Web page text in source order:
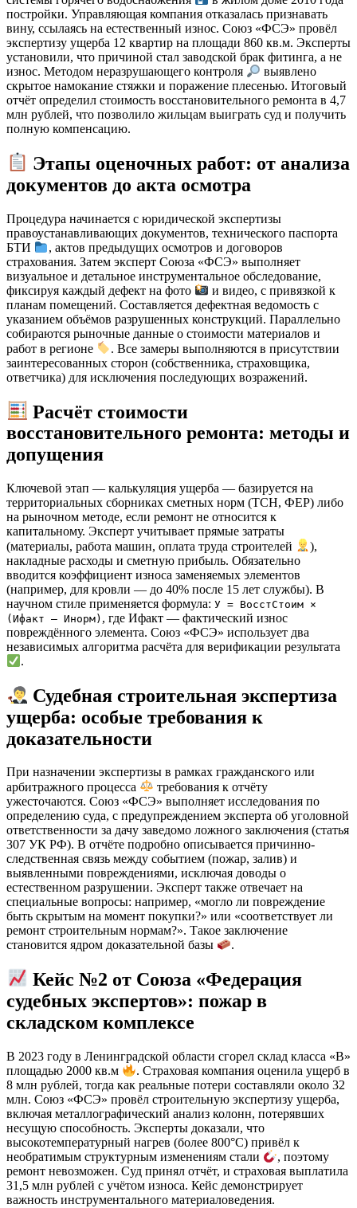
постройки. Управляющая компания отказалась признавать
вину, ссылаясь на естественный износ. Союз «ФСЭ» провёл
экспертизу ущерба 12 квартир на площади 860 кв.м. Эксперты
установили, что причиной стал заводской брак фитинга, а не
износ. Методом неразрушающего контроля
выявлено
скрытое намокание стяжки и поражение плесенью. Итоговый
отчёт определил стоимость восстановительного ремонта в 4,7
млн рублей, что позволило жильцам выиграть суд и получить
полную компенсацию.
Этапы оценочных работ: от анализа
документов до акта осмотра
Процедура начинается с юридической экспертизы
правоустанавливающих документов, технического паспорта
БТИ
, актов предыдущих осмотров и договоров
страхования. Затем эксперт Союза «ФСЭ» выполняет
визуальное и детальное инструментальное обследование,
фиксируя каждый дефект на фото
и видео, с привязкой к
планам помещений. Составляется дефектная ведомость с
указанием объёмов разрушенных конструкций. Параллельно
собираются рыночные данные о стоимости материалов и
работ в регионе
. Все замеры выполняются в присутствии
заинтересованных сторон (собственника, страховщика,
ответчика) для исключения последующих возражений.
Расчёт стоимости
восстановительного ремонта: методы и
допущения
Ключевой этап — калькуляция ущерба — базируется на
территориальных сборниках сметных норм (ТСН, ФЕР) либо
на рыночном методе, если ремонт не относится к
капитальному. Эксперт учитывает прямые затраты
(материалы, работа машин, оплата труда строителей
),
накладные расходы и сметную прибыль. Обязательно
вводится коэффициент износа заменяемых элементов
(например, для кровли — до 40% после 15 лет службы). В
научном стиле применяется формула: У = ВосстСтоим ×
(Ифакт – Инорм) , где Ифакт — фактический износ
повреждённого элемента. Союз «ФСЭ» использует два
независимых алгоритма расчёта для верификации результата
.
Судебная строительная экспертиза
ущерба: особые требования к
доказательности
При назначении экспертизы в рамках гражданского или
арбитражного процесса
требования к отчёту
ужесточаются. Союз «ФСЭ» выполняет исследования по
определению суда, с предупреждением эксперта об уголовной
ответственности за дачу заведомо ложного заключения (статья
307 УК РФ). В отчёте подробно описывается причинно-
следственная связь между событием (пожар, залив) и
выявленными повреждениями, исключая доводы о
естественном разрушении. Эксперт также отвечает на
специальные вопросы: например, «могло ли повреждение
быть скрытым на момент покупки?» или «соответствует ли
ремонт строительным нормам?». Такое заключение
становится ядром доказательной базы
.
Кейс №2 от Союза «Федерация
судебных экспертов»: пожар в
складском комплексе
В 2023 году в Ленинградской области сгорел склад класса «В»
площадью 2000 кв.м
. Страховая компания оценила ущерб в
8 млн рублей, тогда как реальные потери составляли около 32
млн. Союз «ФСЭ» провёл строительную экспертизу ущерба,
включая металлографический анализ колонн, потерявших
несущую способность. Эксперты доказали, что
высокотемпературный нагрев (более 800°C) привёл к
необратимым структурным изменениям стали
, поэтому
ремонт невозможен. Суд принял отчёт, и страховая выплатила
31,5 млн рублей с учётом износа. Кейс демонстрирует
важность инструментального материаловедения.